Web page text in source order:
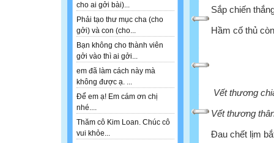
cho ai gởi bài)...
Phải tạo thư mục cha (cho
gởi) và con (cho...
Bạn không cho thành viên
gởi vào thì ai gởi...
em đã làm cách này mà
không được ạ. ...
Để em ạ! Em cám ơn chị
nhé....
Thăm cô Kim Loan. Chúc cô
vui khỏe...
Sắp chiến
Hầm cố thủ
Vết thương
Vết thương
Đau chết lịm